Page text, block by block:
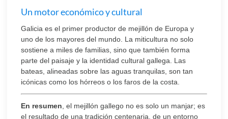
Un motor económico y cultural
Galicia es el primer productor de mejillón de Europa y
uno de los mayores del mundo. La miticultura no solo
sostiene a miles de familias, sino que también forma
parte del paisaje y la identidad cultural gallega. Las
bateas, alineadas sobre las aguas tranquilas, son tan
icónicas como los hórreos o los faros de la costa.
En resumen , el mejillón gallego no es solo un manjar; es
el resultado de una tradición centenaria, de un entorno